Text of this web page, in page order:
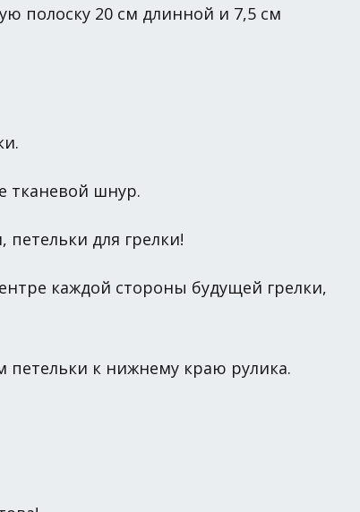
полоску 20 см длинной и 7,5 см
тканевой шнур.
для грелки!
каждой стороны будущей грелки,
к нижнему краю рулика.